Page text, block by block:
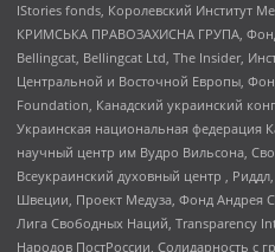
IStories fonds, Королевский Институт
КРИМСЬКА ПРАВОЗАХИСНА ГРУПА,
Bellingcat, Bellingcat Ltd, The Insider,
Центральной и Восточной Европы,
Foundation, Канадский украинский
Украинская национальная федерация
научный центр им Вудро Вильсона,
Всеукраинский духовный центр ,
Швеции, Проект Медуза, Фонд Андрея
Лига Свободных Наций, Transparеncy
Народов ПостРоссии, Солидарность с